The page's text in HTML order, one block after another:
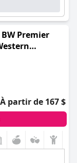
Premier
Handwritten
À partir de 167 $